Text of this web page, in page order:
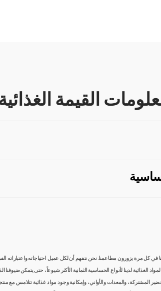
القيمة
كل مرة يزورون مطاعمنا. نحن نتفهم أن لكل عميل احتياجاته واعتباراته
الغذائية لدينا لأنواع الحساسية الثمانية الأكثر شيوعاً، حتى يتمكن
المشتركة، والمعدات والأواني، وإمكانية وجود مواد غذائية تتلامس مع